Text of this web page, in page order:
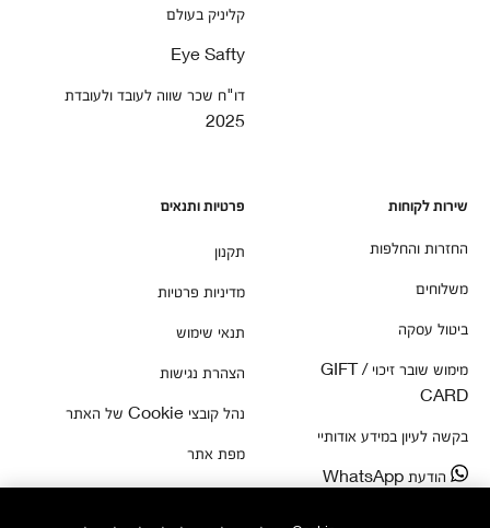
קליניק בעולם
Eye Safty
דו"ח שכר שווה לעובד ולעובדת
2025
שירות לקוחות
החזרות והחלפות
משלוחים
ביטול עסקה
מימוש שובר זיכוי / GIFT
CARD
בקשה לעיון במידע אודותיי
הודעת WhatsApp
פרטיות ותנאים
תקנון
מדיניות פרטיות
תנאי שימוש
הצהרת נגישות
נהל קובצי Cookie של האתר
מפת אתר